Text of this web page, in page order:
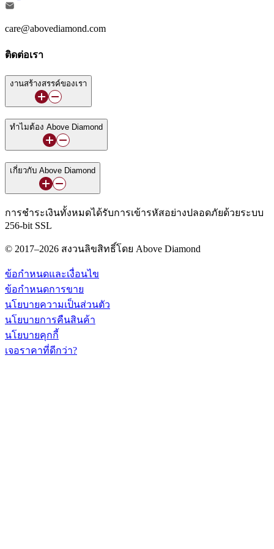
care@abovediamond.com
ติดต่อเรา
งานสร้างสรรค์ของเรา
ทำไมต้อง Above Diamond
เกี่ยวกับ Above Diamond
การชำระเงินทั้งหมดได้รับการเข้ารหัสอย่างปลอดภัยด้วยระบบ
256-bit SSL
© 2017–2026 สงวนลิขสิทธิ์โดย Above Diamond
ข้อกำหนดและเงื่อนไข
ข้อกำหนดการขาย
นโยบายความเป็นส่วนตัว
นโยบายการคืนสินค้า
นโยบายคุกกี้
เจอราคาที่ดีกว่า?